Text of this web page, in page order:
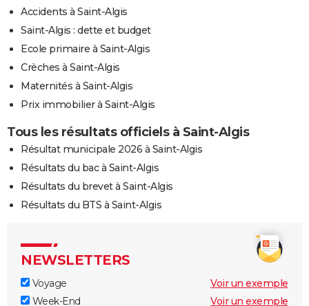
Accidents à Saint-Algis
Saint-Algis : dette et budget
Ecole primaire à Saint-Algis
Crèches à Saint-Algis
Maternités à Saint-Algis
Prix immobilier à Saint-Algis
Tous les résultats officiels à Saint-Algis
Résultat municipale 2026 à Saint-Algis
Résultats du bac à Saint-Algis
Résultats du brevet à Saint-Algis
Résultats du BTS à Saint-Algis
NEWSLETTERS
Voyage
Voir un exemple
Week-End
Voir un exemple